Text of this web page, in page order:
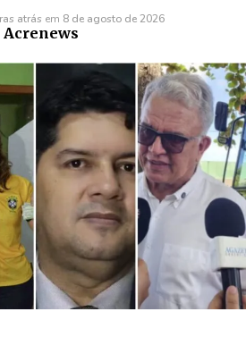
atrás em 8 de agosto de 2026
Acrenews